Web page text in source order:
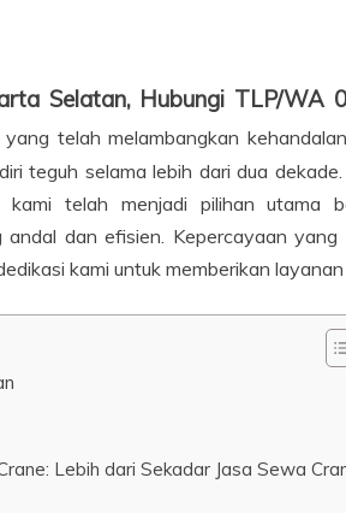
Selatan, Hubungi TLP/WA
telah melambangkan
teguh selama lebih dari dua
telah menjadi pilihan utama
dan efisien. Kepercayaan yang
kami untuk memberikan
Lebih dari Sekadar Jasa Sewa